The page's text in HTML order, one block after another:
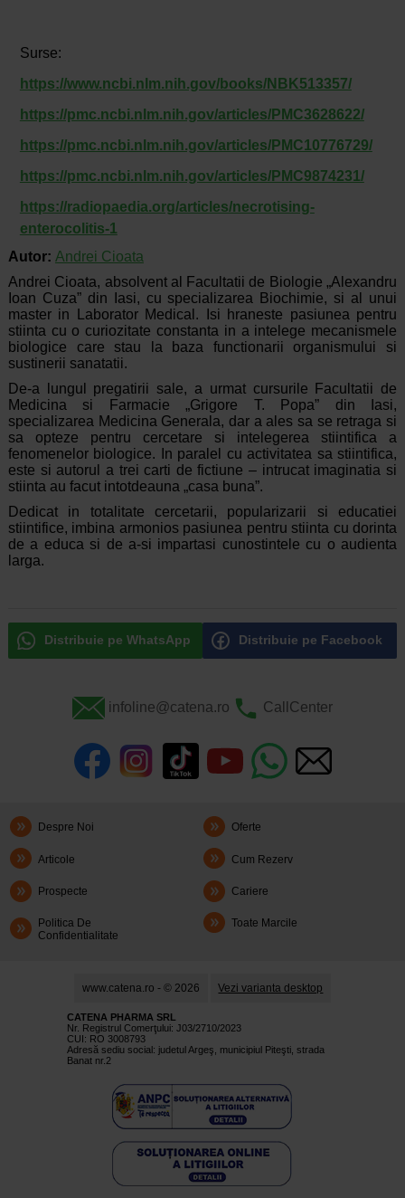
Surse:
https://www.ncbi.nlm.nih.gov/books/NBK513357/
https://pmc.ncbi.nlm.nih.gov/articles/PMC3628622/
https://pmc.ncbi.nlm.nih.gov/articles/PMC10776729/
https://pmc.ncbi.nlm.nih.gov/articles/PMC9874231/
https://radiopaedia.org/articles/necrotising-
enterocolitis-1
Autor: Andrei Cioata
Andrei Cioata, absolvent al Facultatii de Biologie „Alexandru
Ioan Cuza” din Iasi, cu specializarea Biochimie, si al unui
master in Laborator Medical. Isi hraneste pasiunea pentru
stiinta cu o curiozitate constanta in a intelege mecanismele
biologice care stau la baza functionarii organismului si
sustinerii sanatatii.
De-a lungul pregatirii sale, a urmat cursurile Facultatii de
Medicina si Farmacie „Grigore T. Popa” din Iasi,
specializarea Medicina Generala, dar a ales sa se retraga si
sa opteze pentru cercetare si intelegerea stiintifica a
fenomenelor biologice. In paralel cu activitatea sa stiintifica,
este si autorul a trei carti de fictiune – intrucat imaginatia si
stiinta au facut intotdeauna „casa buna”.
Dedicat in totalitate cercetarii, popularizarii si educatiei
stiintifice, imbina armonios pasiunea pentru stiinta cu dorinta
de a educa si de a-si impartasi cunostintele cu o audienta
larga.
Distribuie pe WhatsApp Distribuie pe Facebook
infoline@catena.ro CallCenter
Despre Noi Oferte
Articole Cum Rezerv
Prospecte Cariere
Politica De
Confidentialitate
Toate Marcile
www.catena.ro - © 2026 Vezi varianta desktop
CATENA PHARMA SRL
Nr. Registrul Comerţului: J03/2710/2023
CUI: RO 3008793
Adresă sediu social: judetul Argeş, municipiul Piteşti, strada
Banat nr.2